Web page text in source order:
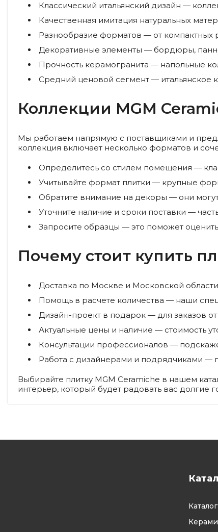
Классический итальянский дизайн —
Качественная имитация натуральных
Разнообразие форматов — от компактных
Декоративные элементы — бордюры,
Прочность керамогранита — напольные
Средний ценовой сегмент — итальянское
Коллекции MGM
Мы работаем напрямую с поставщиками и
коллекция включает несколько форматов и
Определитесь со стилем помещения —
Учитывайте формат плитки — крупные
Обратите внимание на декоры — они
Уточните наличие и сроки поставки —
Запросите образцы — это поможет
Почему стоит купить
Доставка по Москве и Московской области
Помощь в расчете количества — наши
Дизайн-проект в подарок — для заказов
Актуальные цены и наличие — стоимость
Консультации профессионалов —
Работа с дизайнерами и подрядчиками —
Выбирайте плитку MGM Ceramiche в нашем
интерьер, который будет радовать вас долгие